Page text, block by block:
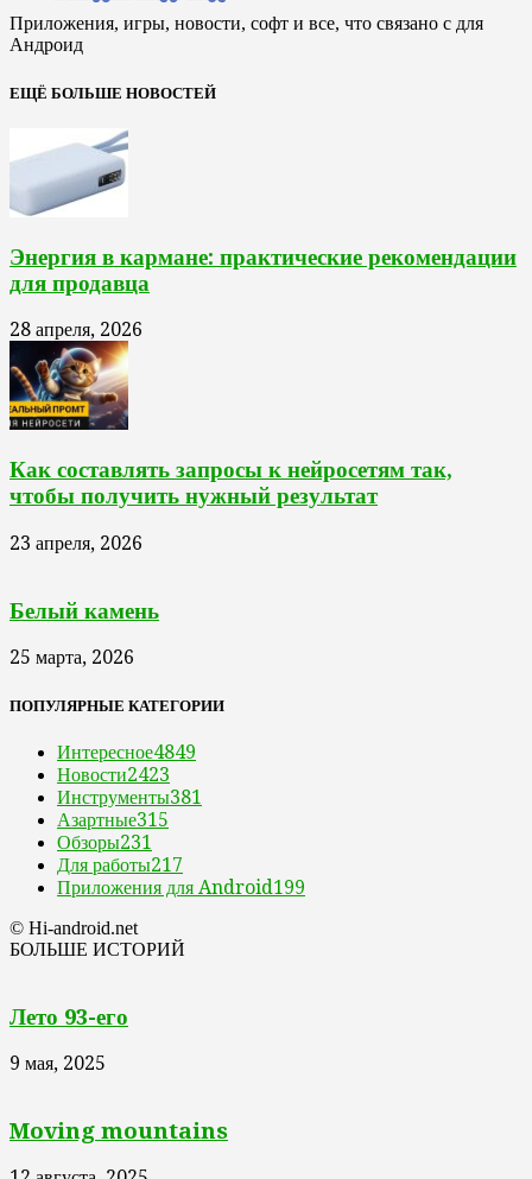
Приложения, игры, новости, софт и все, что связано с для
Андроид
ЕЩЁ БОЛЬШЕ НОВОСТЕЙ
Энергия в кармане: практические рекомендации
для продавца
28 апреля, 2026
Как составлять запросы к нейросетям так,
чтобы получить нужный результат
23 апреля, 2026
Белый камень
25 марта, 2026
ПОПУЛЯРНЫЕ КАТЕГОРИИ
Интересное4849
Новости2423
Инструменты381
Азартные315
Обзоры231
Для работы217
Приложения для Android199
© Hi-android.net
БОЛЬШЕ ИСТОРИЙ
Лето 93-его
9 мая, 2025
Moving mountains